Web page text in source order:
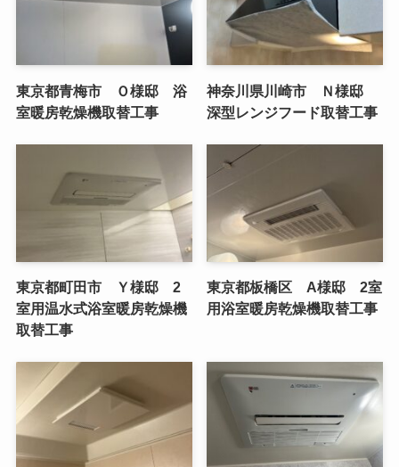
東京都青梅市 Ｏ様邸 浴
室暖房乾燥機取替工事
神奈川県川崎市 Ｎ様邸
深型レンジフード取替工事
東京都町田市 Ｙ様邸 2
室用温水式浴室暖房乾燥機
取替工事
東京都板橋区 A様邸 2室
用浴室暖房乾燥機取替工事